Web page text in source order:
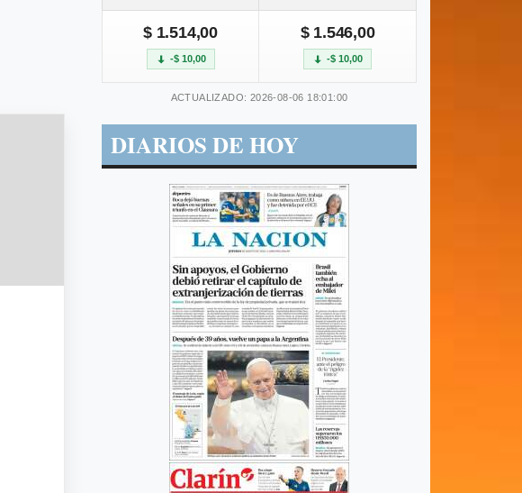
$ 1.514,00
-$ 10,00
$ 1.546,00
-$ 10,00
ACTUALIZADO: 2026-08-06 18:01:00
DIARIOS DE HOY